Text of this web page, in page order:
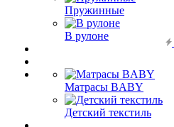
Пружинные
В рулоне
Матрасы BABY
Детский текстиль